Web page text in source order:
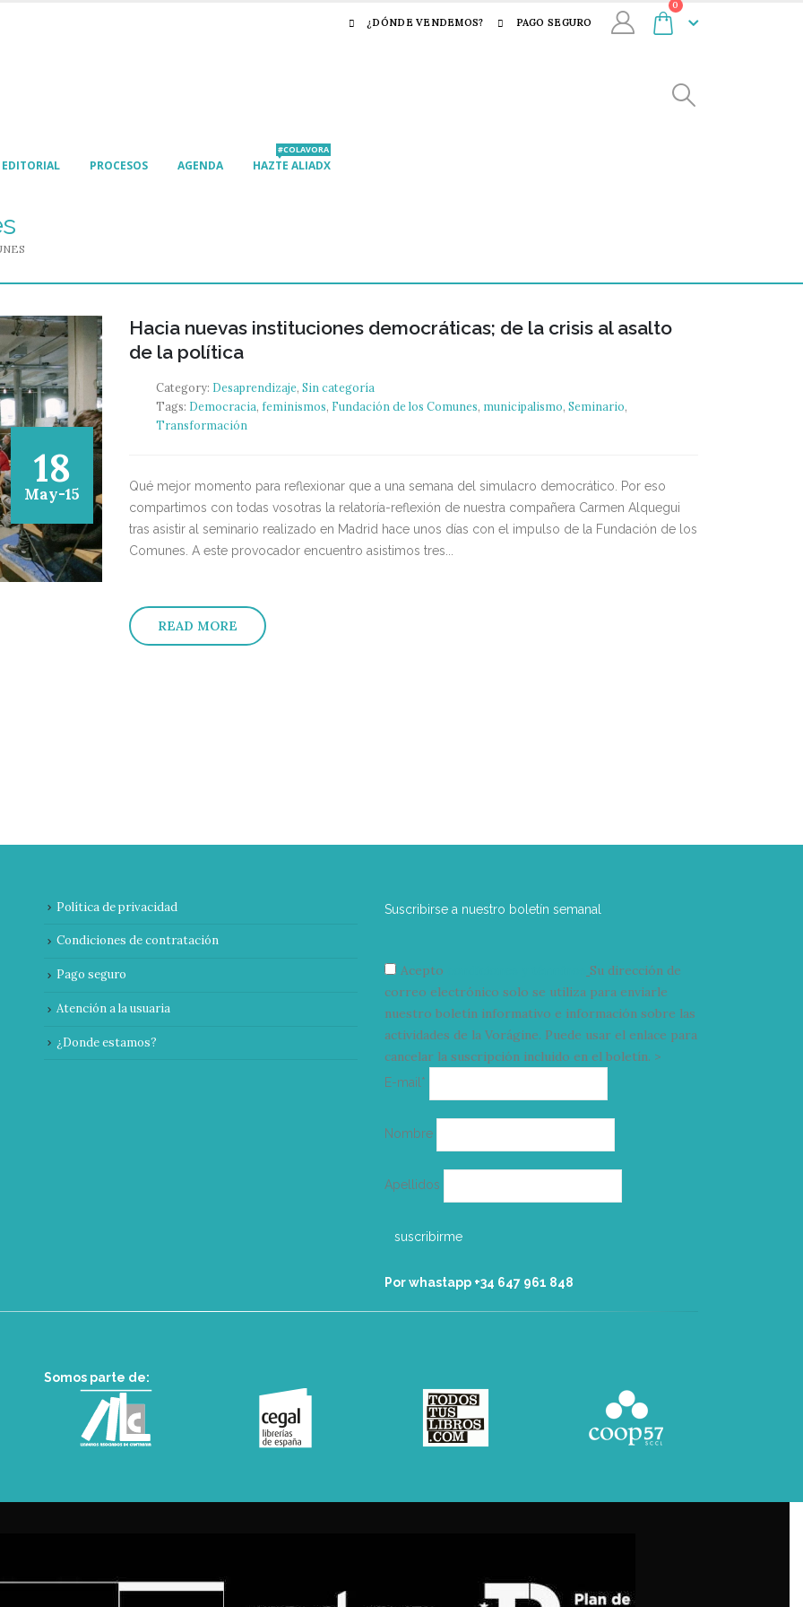
¿DÓNDE VENDEMOS? PAGO SEGURO
0
EDITORIAL PROCESOS AGENDA HAZTE ALIADX
#COLAVORA
18
May-15
Hacia nuevas instituciones democráticas; de la crisis al asalto
de la política
Category: Desaprendizaje, Sin categoría
Tags: Democracia, feminismos, Fundación de los Comunes, municipalismo, Seminario,
Transformación
Qué mejor momento para reflexionar que a una semana del simulacro democrático. Por eso
compartimos con todas vosotras la relatoría-reflexión de nuestra compañera Carmen Alquegui
tras asistir al seminario realizado en Madrid hace unos días con el impulso de la Fundación de los
Comunes. A este provocador encuentro asistimos tres...
READ MORE
Política de privacidad
Condiciones de contratación
Pago seguro
Atención a la usuaria
¿Donde estamos?
Suscribirse a nuestro boletín semanal
Acepto
Su dirección de
correo electrónico solo se utiliza para enviarle
nuestro boletín informativo e información sobre las
actividades de la Vorágine. Puede usar el enlace para
cancelar la suscripción incluido en el boletín. >
E-mail*
electrónico
Nombre
Apellidos
Por whastapp +34 ‭647 961 848‬
Somos parte de: